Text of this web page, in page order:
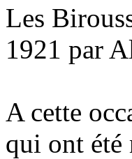
Les
1921 par
A cette
qui ont été